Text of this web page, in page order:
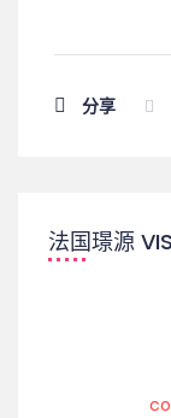
分享
法国璟源